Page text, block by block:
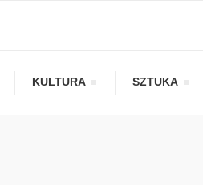
KULTURA SZTUKA